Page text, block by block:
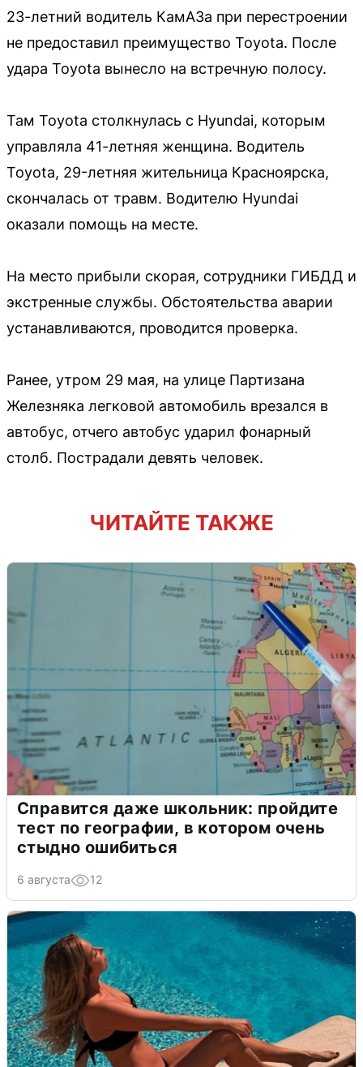
23-летний водитель КамАЗа при перестроении
не предоставил преимущество Toyota. После
удара Toyota вынесло на встречную полосу.
Там Toyota столкнулась с Hyundai, которым
управляла 41-летняя женщина. Водитель
Toyota, 29-летняя жительница Красноярска,
скончалась от травм. Водителю Hyundai
оказали помощь на месте.
На место прибыли скорая, сотрудники ГИБДД и
экстренные службы. Обстоятельства аварии
устанавливаются, проводится проверка.
Ранее, утром 29 мая, на улице Партизана
Железняка легковой автомобиль врезался в
автобус, отчего автобус ударил фонарный
столб. Пострадали девять человек.
ЧИТАЙТЕ ТАКЖЕ
Справится даже школьник: пройдите
тест по географии, в котором очень
стыдно ошибиться
6 августа 12